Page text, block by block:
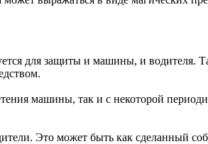
для защиты и машины, и водителя.
машины, так и с некоторой
Это может быть как сделанный